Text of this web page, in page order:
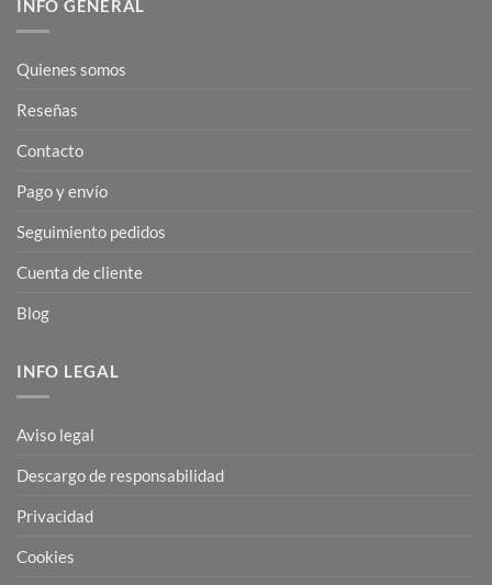
INFO GENERAL
Quienes somos
Reseñas
Contacto
Pago y envío
Seguimiento pedidos
Cuenta de cliente
Blog
INFO LEGAL
Aviso legal
Descargo de responsabilidad
Privacidad
Cookies